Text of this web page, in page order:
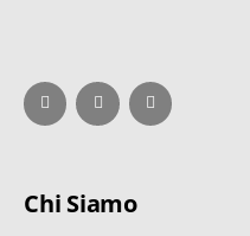
Chi Siamo